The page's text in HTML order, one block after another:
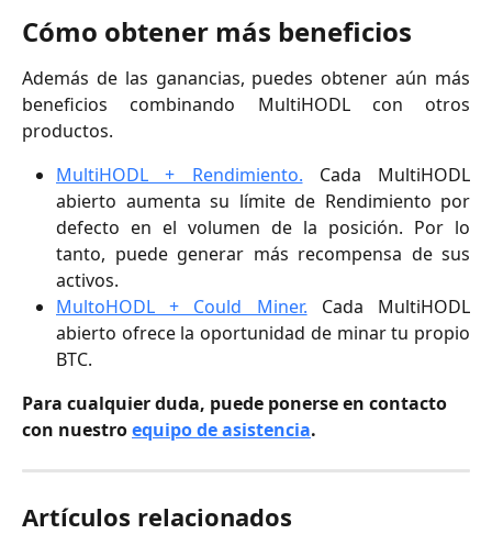
Cómo obtener más beneficios
Además de las ganancias, puedes obtener aún más
beneficios combinando MultiHODL con otros
productos.
MultiHODL + Rendimiento. Cada MultiHODL
abierto aumenta su límite de Rendimiento por
defecto en el volumen de la posición. Por lo
tanto, puede generar más recompensa de sus
activos.
MultoHODL + Could Miner. Cada MultiHODL
abierto ofrece la oportunidad de minar tu propio
BTC.
Para cualquier duda, puede ponerse en contacto
con nuestro equipo de asistencia.
Artículos relacionados